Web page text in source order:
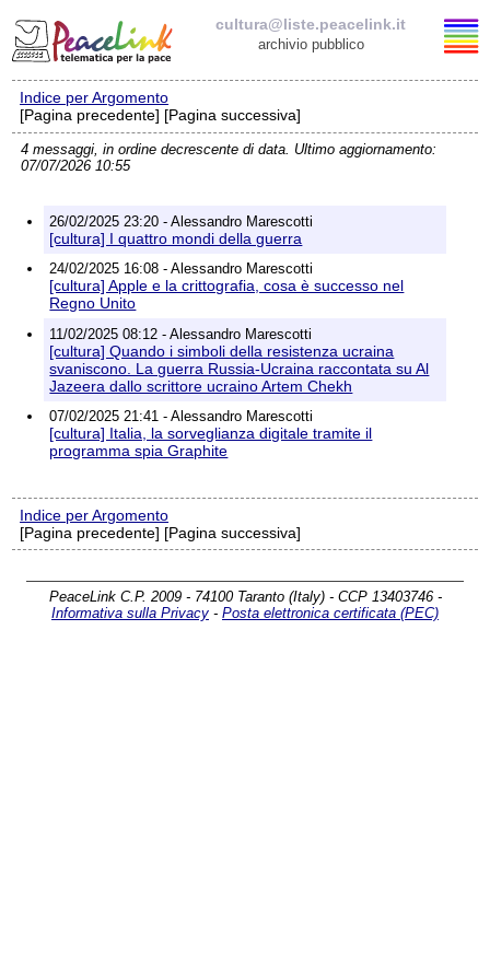
cultura@liste.peacelink.it
archivio pubblico
Elenco delle liste
cultura@liste.peacelink.it
Informativa sulla privacy
Richieste di rimozione
Indice per Argomento
[Pagina precedente] [Pagina successiva]
4 messaggi, in ordine decrescente di data. Ultimo aggiornamento:
07/07/2026 10:55
26/02/2025 23:20 - Alessandro Marescotti
[cultura] I quattro mondi della guerra
24/02/2025 16:08 - Alessandro Marescotti
[cultura] Apple e la crittografia, cosa è successo nel
Regno Unito
11/02/2025 08:12 - Alessandro Marescotti
[cultura] Quando i simboli della resistenza ucraina
svaniscono. La guerra Russia-Ucraina raccontata su Al
Jazeera dallo scrittore ucraino Artem Chekh
07/02/2025 21:41 - Alessandro Marescotti
[cultura] Italia, la sorveglianza digitale tramite il
programma spia Graphite
Indice per Argomento
[Pagina precedente] [Pagina successiva]
PeaceLink C.P. 2009 - 74100 Taranto (Italy) - CCP 13403746 -
Informativa sulla Privacy - Posta elettronica certificata (PEC)